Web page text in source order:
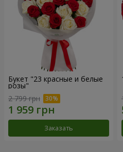
Букет "23 красные и белые
розы"
2 799 грн
Заказать